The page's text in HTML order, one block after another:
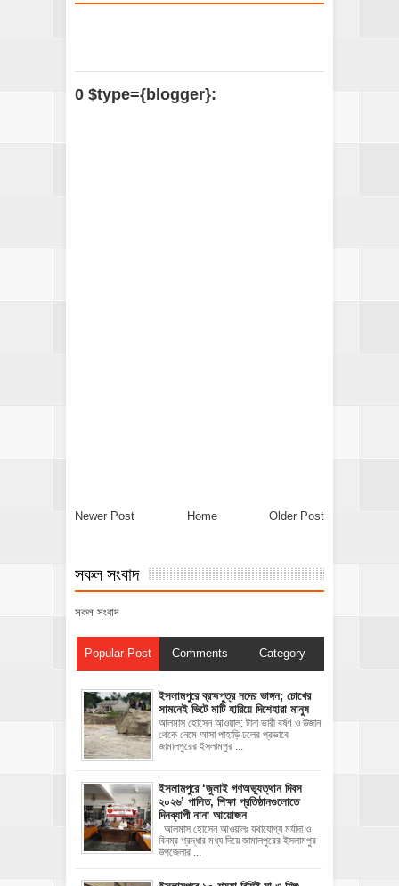
0 $type={blogger}:
Newer Post Older Post
Home
সকল সংবাদ
সকল সংবাদ
Popular Post Comments Category
ইসলামপুরে ব্রহ্মপুত্র নদের ভাঙ্গন; চোখের
সামনেই ভিটে মাটি হারিয়ে দিশেহারা মানুষ
আলমাস হোসেন আওয়াল: টানা ভারী বর্ষণ ও উজান
থেকে নেমে আসা পাহাড়ি ঢলের প্রভাবে
জামালপুরের ইসলামপুর ...
‎ইসলামপুরে ‘জুলাই গণঅভ্যুত্থান দিবস
২০২৬’ পালিত, শিক্ষা প্রতিষ্ঠানগুলোতে
দিনব্যাপী নানা আয়োজন
‎​আলমাস হোসেন আওয়ালঃ‎ ‎​যথাযোগ্য মর্যাদা ও
বিনম্র শ্রদ্ধার মধ্য দিয়ে জামালপুরের ইসলামপুর
উপজেলার ...